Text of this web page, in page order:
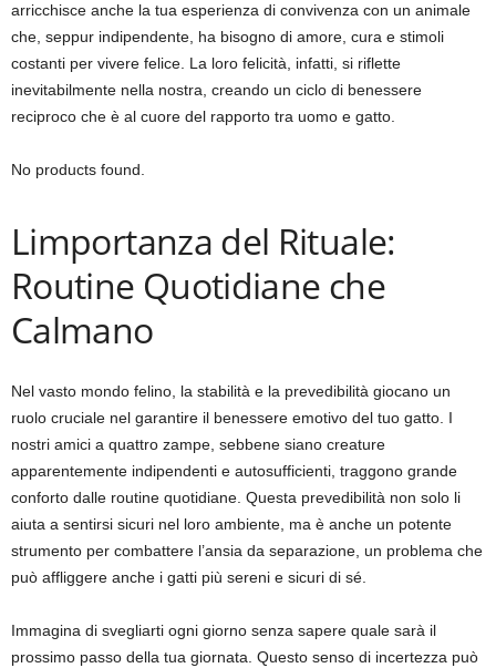
arricchisce anche la tua esperienza di convivenza con un animale
che, seppur indipendente, ha bisogno di amore, cura e stimoli
costanti per vivere felice. La loro felicità, infatti, si riflette
inevitabilmente nella nostra, creando un ciclo di benessere
reciproco che è al cuore del rapporto tra uomo e gatto.
No products found.
Limportanza del Rituale:
Routine Quotidiane che
Calmano
Nel vasto mondo felino, la stabilità e la prevedibilità giocano un
ruolo cruciale nel garantire il benessere emotivo del tuo gatto. I
nostri amici a quattro zampe, sebbene siano creature
apparentemente indipendenti e autosufficienti, traggono grande
conforto dalle routine quotidiane. Questa prevedibilità non solo li
aiuta a sentirsi sicuri nel loro ambiente, ma è anche un potente
strumento per combattere l’ansia da separazione, un problema che
può affliggere anche i gatti più sereni e sicuri di sé.
Immagina di svegliarti ogni giorno senza sapere quale sarà il
prossimo passo della tua giornata. Questo senso di incertezza può